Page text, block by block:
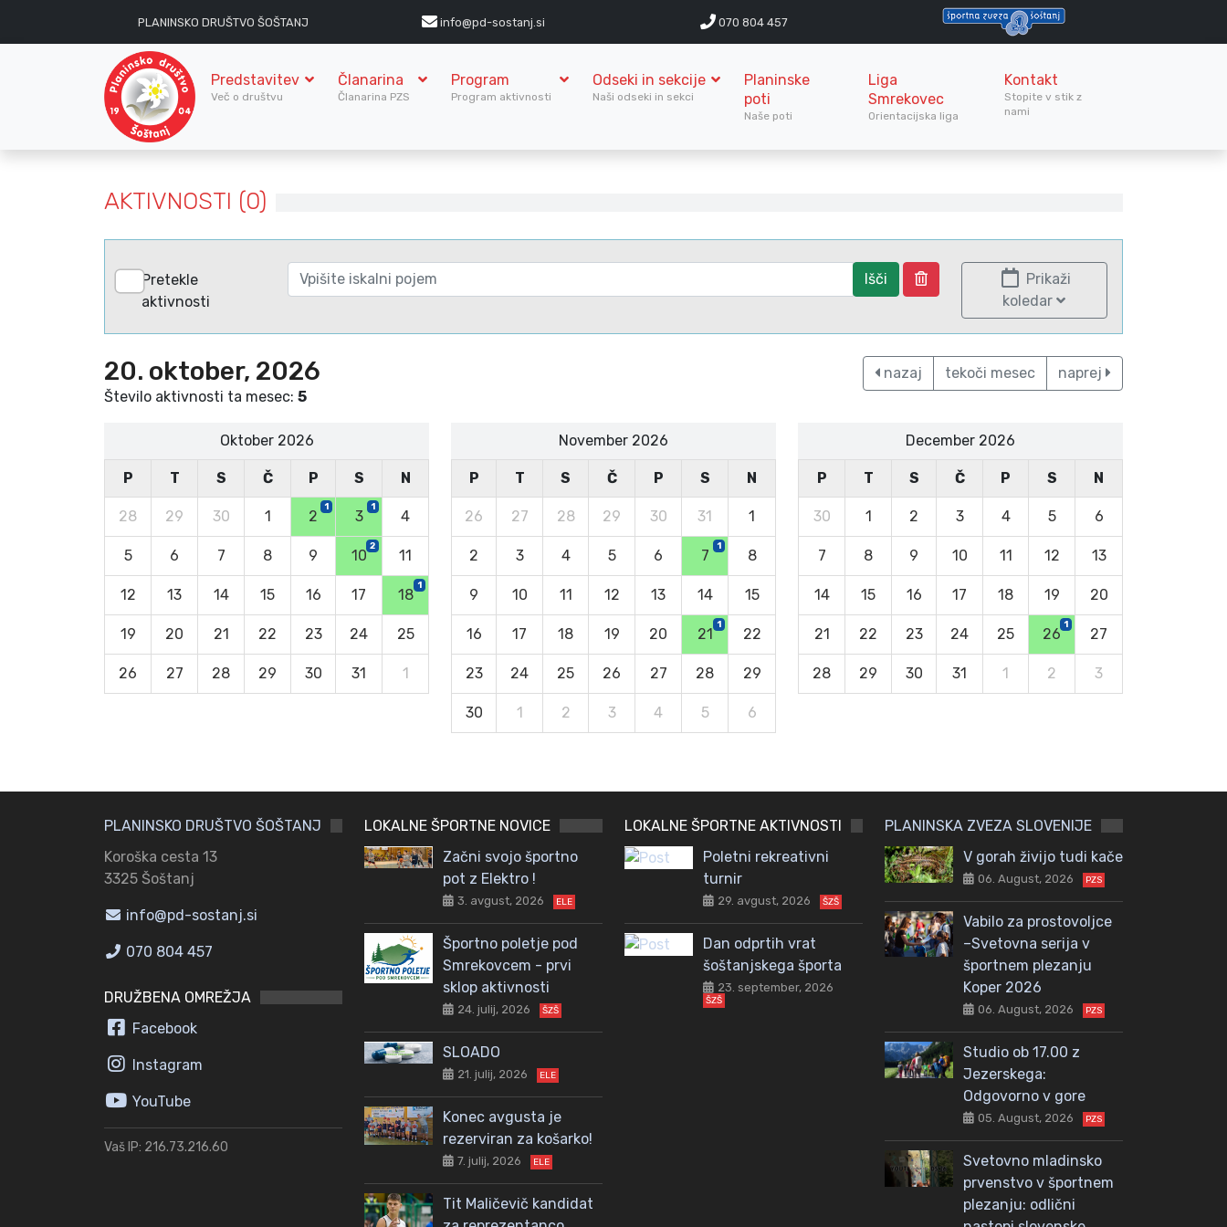
PLANINSKO DRUŠTVO ŠOŠTANJ info@pd-sostanj.si 070 804 457
Predstavitev
Več o društvu
Članarina
Članarina PZS
Program
Program aktivnosti
Odseki in sekcije
Naši odseki in sekci
Planinske
poti
Naše poti
Liga
Smrekovec
Orientacijska liga
Kontakt
Stopite v stik z
nami
AKTIVNOSTI (0)
Pretekle
aktivnosti
Išči
Prikaži
koledar
20. oktober, 2026
Število aktivnosti ta mesec: 5
nazaj tekoči mesec naprej
Oktober 2026
P T S Č P S N
28 29 30 1 2
1
3
1
4
5 6 7 8 9 10
2
11
12 13 14 15 16 17 18
1
19 20 21 22 23 24 25
26 27 28 29 30 31 1
November 2026
P T S Č P S N
26 27 28 29 30 31 1
2 3 4 5 6 7
1
8
9 10 11 12 13 14 15
16 17 18 19 20 21
1
22
23 24 25 26 27 28 29
30 1 2 3 4 5 6
December 2026
P T S Č P S N
30 1 2 3 4 5 6
7 8 9 10 11 12 13
14 15 16 17 18 19 20
21 22 23 24 25 26
1
27
28 29 30 31 1 2 3
PLANINSKO DRUŠTVO ŠOŠTANJ
Koroška cesta 13
3325 Šoštanj
info@pd-sostanj.si
070 804 457
DRUŽBENA OMREŽJA
Facebook
Instagram
YouTube
Vaš IP: 216.73.216.60
LOKALNE ŠPORTNE NOVICE
Začni svojo športno
pot z Elektro !
3. avgust, 2026 ELE
Športno poletje pod
Smrekovcem - prvi
sklop aktivnosti
24. julij, 2026 ŠZŠ
SLOADO
21. julij, 2026 ELE
Konec avgusta je
rezerviran za košarko!
7. julij, 2026 ELE
Tit Maličevič kandidat
LOKALNE ŠPORTNE AKTIVNOSTI
Poletni rekreativni
turnir
29. avgust, 2026 ŠZŠ
Dan odprtih vrat
šoštanjskega športa
23. september, 2026
ŠZŠ
PLANINSKA ZVEZA SLOVENIJE
V gorah živijo tudi kače
06. August, 2026 PZS
Vabilo za prostovoljce
–Svetovna serija v
športnem plezanju
Koper 2026
06. August, 2026 PZS
Studio ob 17.00 z
Jezerskega:
Odgovorno v gore
05. August, 2026 PZS
Svetovno mladinsko
prvenstvo v športnem
plezanju: odlični